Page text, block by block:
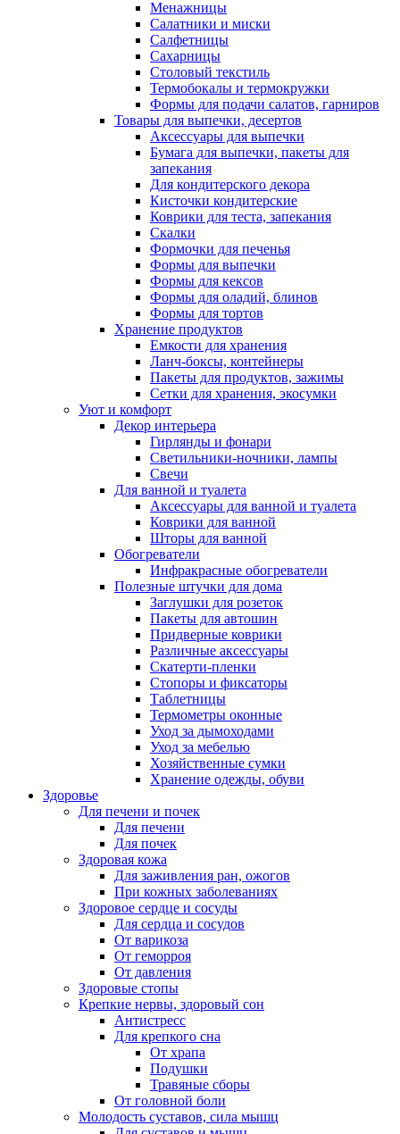
Менажницы
Салатники и миски
Салфетницы
Сахарницы
Столовый текстиль
Термобокалы и термокружки
Формы для подачи салатов, гарниров
Товары для выпечки, десертов
Аксессуары для выпечки
Бумага для выпечки, пакеты для
запекания
Для кондитерского декора
Кисточки кондитерские
Коврики для теста, запекания
Скалки
Формочки для печенья
Формы для выпечки
Формы для кексов
Формы для оладий, блинов
Формы для тортов
Хранение продуктов
Емкости для хранения
Ланч-боксы, контейнеры
Пакеты для продуктов, зажимы
Сетки для хранения, экосумки
Уют и комфорт
Декор интерьера
Гирлянды и фонари
Светильники-ночники, лампы
Свечи
Для ванной и туалета
Аксессуары для ванной и туалета
Коврики для ванной
Шторы для ванной
Обогреватели
Инфракрасные обогреватели
Полезные штучки для дома
Заглушки для розеток
Пакеты для автошин
Придверные коврики
Различные аксессуары
Скатерти-пленки
Стопоры и фиксаторы
Таблетницы
Термометры оконные
Уход за дымоходами
Уход за мебелью
Хозяйственные сумки
Хранение одежды, обуви
Здоровье
Для печени и почек
Для печени
Для почек
Здоровая кожа
Для заживления ран, ожогов
При кожных заболеваниях
Здоровое сердце и сосуды
Для сердца и сосудов
От варикоза
От геморроя
От давления
Здоровые стопы
Крепкие нервы, здоровый сон
Антистресс
Для крепкого сна
От храпа
Подушки
Травяные сборы
От головной боли
Молодость суставов, сила мышц